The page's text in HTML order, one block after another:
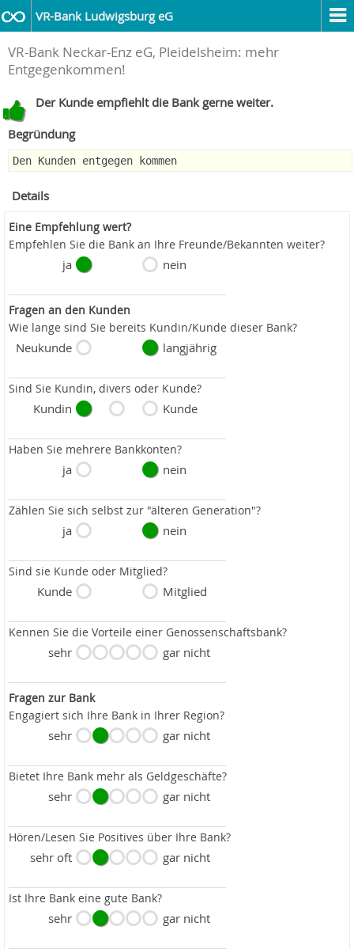
VR-Bank Ludwigsburg eG
VR-Bank Neckar-Enz eG, Pleidelsheim: mehr
Entgegenkommen!
Der Kunde empfiehlt die Bank gerne weiter.
Begründung
Den Kunden entgegen kommen
Details
Eine Empfehlung wert?
Empfehlen Sie die Bank an Ihre Freunde/Bekannten weiter?
ja nein
Fragen an den Kunden
Wie lange sind Sie bereits Kundin/Kunde dieser Bank?
Neukunde langjährig
Sind Sie Kundin, divers oder Kunde?
Kundin Kunde
Haben Sie mehrere Bankkonten?
ja nein
Zählen Sie sich selbst zur "älteren Generation"?
ja nein
Sind sie Kunde oder Mitglied?
Kunde Mitglied
Kennen Sie die Vorteile einer Genossenschaftsbank?
sehr gar nicht
Fragen zur Bank
Engagiert sich Ihre Bank in Ihrer Region?
sehr gar nicht
Bietet Ihre Bank mehr als Geldgeschäfte?
sehr gar nicht
Hören/Lesen Sie Positives über Ihre Bank?
sehr oft gar nicht
Ist Ihre Bank eine gute Bank?
sehr gar nicht